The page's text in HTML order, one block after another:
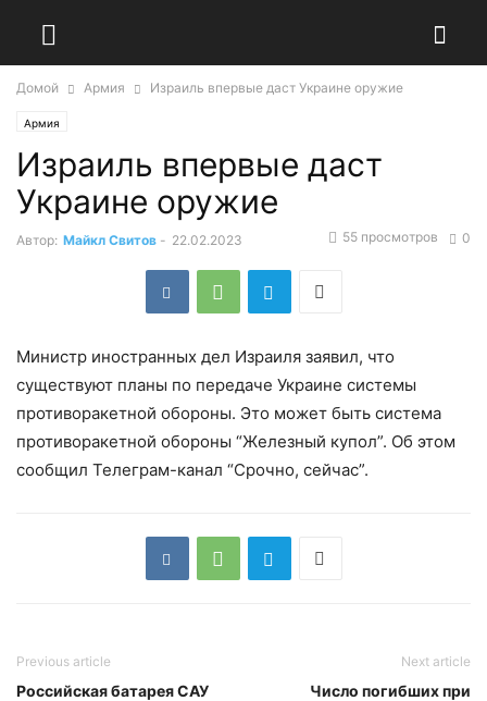
Домой Армия Израиль впервые даст Украине оружие
Армия
Израиль впервые даст
Украине оружие
Автор: Майкл Свитов - 22.02.2023 0
55 просмотров
Министр иностранных дел Израиля заявил, что
существуют планы по передаче Украине системы
противоракетной обороны. Это может быть система
противоракетной обороны “Железный купол”. Об этом
сообщил Телеграм-канал “Срочно, сейчас”.
Previous article
Российская батарея САУ
Next article
Число погибших при